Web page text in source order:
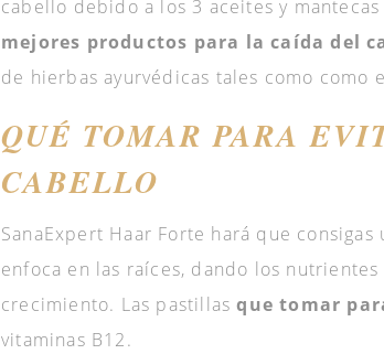
cabello debido a los 3 aceites y
mejores productos para la caída del
de hierbas ayurvédicas tales como como
QUÉ TOMAR PARA
CABELLO
SanaExpert Haar Forte hará que
enfoca en las raíces, dando los
crecimiento. Las pastillasque tomar
vitaminas B12.